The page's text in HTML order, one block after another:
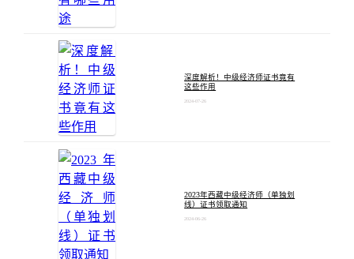
深度解析！中级经济师证书竟有
这些作用
2024-07-26
2023年西藏中级经济师（单独划
线）证书领取通知
2024-06-26